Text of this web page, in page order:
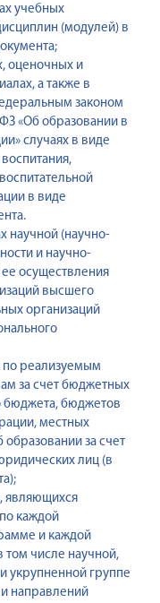
учебных
(модулей) в
оценочных и
а также в
законом
«Об образовании в
случаях в виде
в виде
научной (научно-
и научно-
ее осуществления
высшего
организаций
по реализуемым
за счет бюджетных
бюджета, бюджетов
местных
за счет
лиц (в
являющихся
каждой
и каждой
том числе научной,
укрупненной группе
направлений